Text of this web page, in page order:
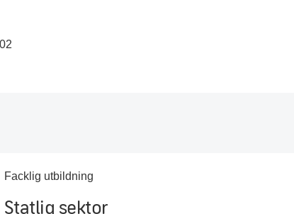
Facklig utbildning
Statlig sektor